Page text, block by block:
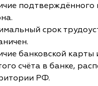
подтверждённого
срок
банковской карты
счёта в банке,
РФ.